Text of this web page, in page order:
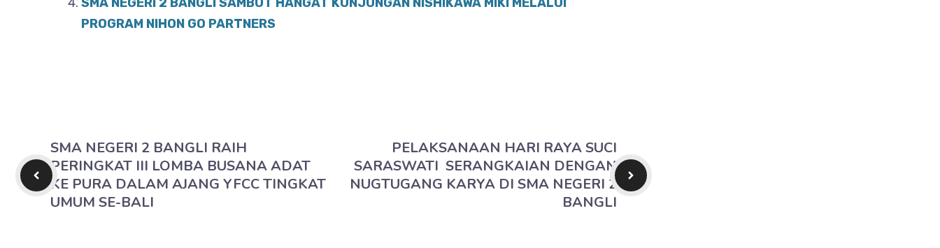
PROGRAM NIHON GO PARTNERS
SMA NEGERI 2 BANGLI RAIH
PERINGKAT III LOMBA BUSANA ADAT
KE PURA DALAM AJANG YFCC TINGKAT
UMUM SE-BALI
PELAKSANAAN HARI RAYA SUCI
SARASWATI SERANGKAIAN DENGAN
NUGTUGANG KARYA DI SMA NEGERI 2
BANGLI